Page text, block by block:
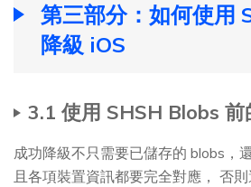
第三部分：如何使用
降級 iOS
3.1 使用 SHSH Blobs 前
成功降級不只需要已儲存的 blobs，
且各項裝置資訊都要完全對應， 否